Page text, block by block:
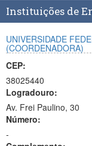
Instituições de
UNIVERSIDADE
(COORDENADORA)
CEP:
38025440
Logradouro:
Av. Frei Paulino, 30
Número:
-